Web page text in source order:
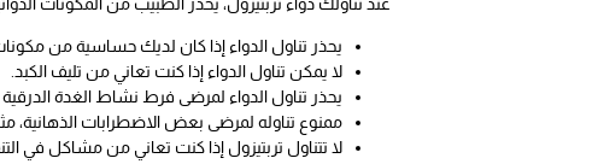
يحذر تناول الدواء إذا كان لديك حساسية من
لا يمكن تناول الدواء إذا كنت تعاني من تليف الكبد.
يحذر تناول الدواء لمرضى فرط نشاط الغدة الدرقية
ممنوع تناوله لمرضى بعض الاضطرابات الذهانية،
لا تتناول تربتيزول إذا كنت تعاني من مشاكل في